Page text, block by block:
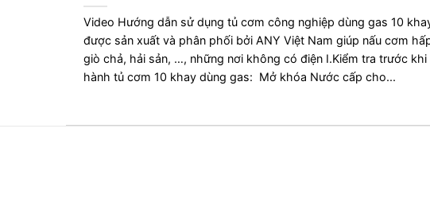
Video Hướng dẫn sử dụng tủ cơm công nghiệp dùng gas 10
được sản xuất và phân phối bởi ANY Việt Nam giúp nấu cơm
giò chả, hải sản, …, những nơi không có điện I.Kiểm tra trước khi
hành tủ cơm 10 khay dùng gas: Mở khóa Nước cấp cho...